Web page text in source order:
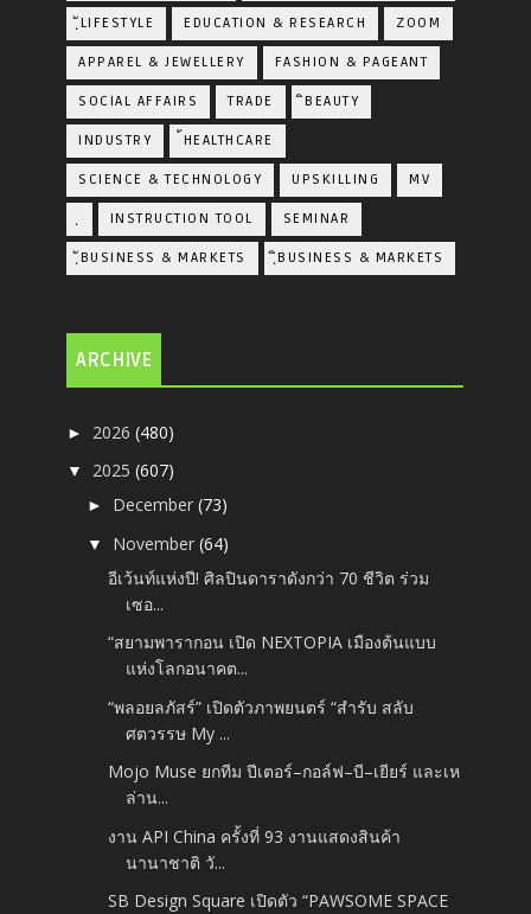
ฺัLIFESTYLE EDUCATION & RESEARCH ZOOM
APPAREL & JEWELLERY FASHION & PAGEANT
SOCIAL AFFAIRS TRADE ิBEAUTY
INDUSTRY ้HEALTHCARE
SCIENCE & TECHNOLOGY UPSKILLING MV
INSTRUCTION TOOL SEMINAR
ฺัBUSINESS & MARKETS ฺิBUSINESS & MARKETS
ARCHIVE
► 2026(480)
▼ 2025(607)
► December(73)
▼ November(64)
อีเว้นท์แห่งปี! ศิลปินดาราดังกว่า 70 ชีวิต ร่วม
เซอ...
“สยามพารากอน เปิด NEXTOPIA เมืองต้นแบบ
แห่งโลกอนาคต...
“พลอยลภัสร์” เปิดตัวภาพยนตร์ “สำรับ สลับ
ศตวรรษ My ...
Mojo Muse ยกทีม ปีเตอร์–กอล์ฟ–บี–เยียร์ และเห
ล่าน...
งาน API China ครั้งที่ 93 งานแสดงสินค้า
นานาชาติ วั...
SB Design Square เปิดตัว “PAWSOME SPACE